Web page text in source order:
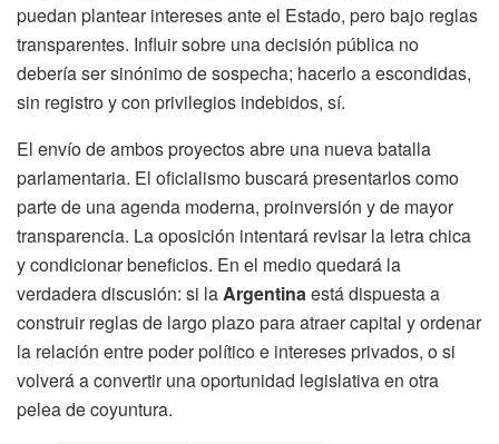
puedan plantear intereses ante el Estado, pero bajo reglas
transparentes. Influir sobre una decisión pública no
debería ser sinónimo de sospecha; hacerlo a escondidas,
sin registro y con privilegios indebidos, sí.
El envío de ambos proyectos abre una nueva batalla
parlamentaria. El oficialismo buscará presentarlos como
parte de una agenda moderna, proinversión y de mayor
transparencia. La oposición intentará revisar la letra chica
y condicionar beneficios. En el medio quedará la
verdadera discusión: si laArgentinaestá dispuesta a
construir reglas de largo plazo para atraer capital y ordenar
la relación entre poder político e intereses privados, o si
volverá a convertir una oportunidad legislativa en otra
pelea de coyuntura.